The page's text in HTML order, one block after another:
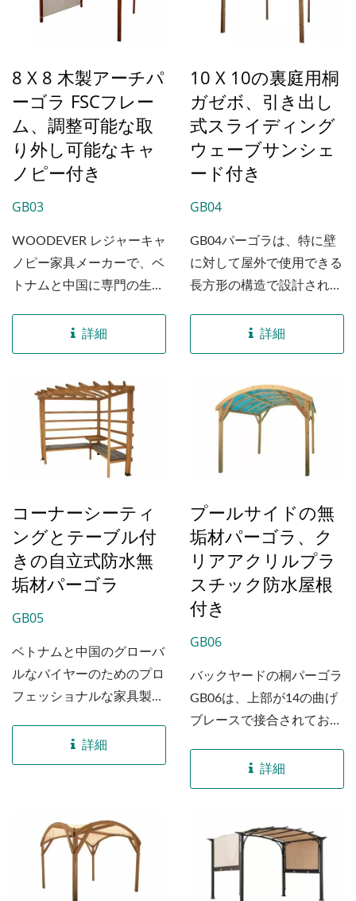
8 X 8 木製アーチパ
ーゴラ FSCフレー
ム、調整可能な取
り外し可能なキャ
ノピー付き
GB03
WOODEVER レジャーキャ
ノピー家具メーカーで、ベ
トナムと中国に専門の生産
製造を専門としていま
す。...
詳細
10 X 10の裏庭用桐
ガゼボ、引き出し
式スライディング
ウェーブサンシェ
ード付き
GB04
GB04パーゴラは、特に壁
に対して屋外で使用できる
長方形の構造で設計されて
取り外し可能な屋根になっ
ているため、日陰機能を使
ます。...
詳細
コーナーシーティ
ングとテーブル付
きの自立式防水無
垢材パーゴラ
GB05
ベトナムと中国のグローバ
ルなバイヤーのためのプロ
フェッショナルな家具製造
WOODEVERは高品質で環
境に優しく、カスタマイズ
を提供することに注力して
います。...
詳細
プールサイドの無
垢材パーゴラ、ク
リアアクリルプラ
スチック防水屋根
付き
GB06
バックヤードの桐パーゴラ
GB06は、上部が14の曲げ
ブレースで接合されてお
ています。また、上部には
日よけが取り付けられてい
詳細